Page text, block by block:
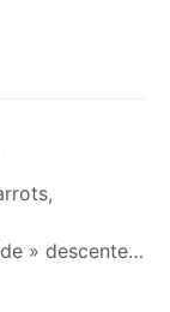
» descente…